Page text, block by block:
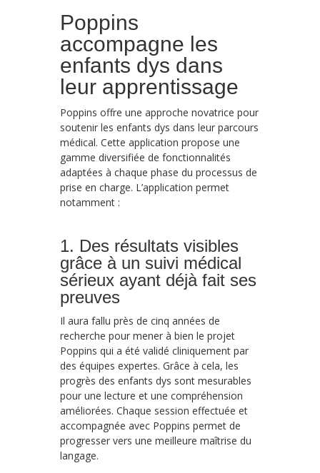
Poppins
accompagne les
enfants dys dans
leur apprentissage
Poppins offre une approche novatrice pour
soutenir les enfants dys dans leur parcours
médical. Cette application propose une
gamme diversifiée de fonctionnalités
adaptées à chaque phase du processus de
prise en charge. L’application permet
notamment :
1. Des résultats visibles
grâce à un suivi médical
sérieux ayant déjà fait ses
preuves
Il aura fallu près de cinq années de
recherche pour mener à bien le projet
Poppins qui a été validé cliniquement par
des équipes expertes. Grâce à cela, les
progrès des enfants dys sont mesurables
pour une lecture et une compréhension
améliorées. Chaque session effectuée et
accompagnée avec Poppins permet de
progresser vers une meilleure maîtrise du
langage.